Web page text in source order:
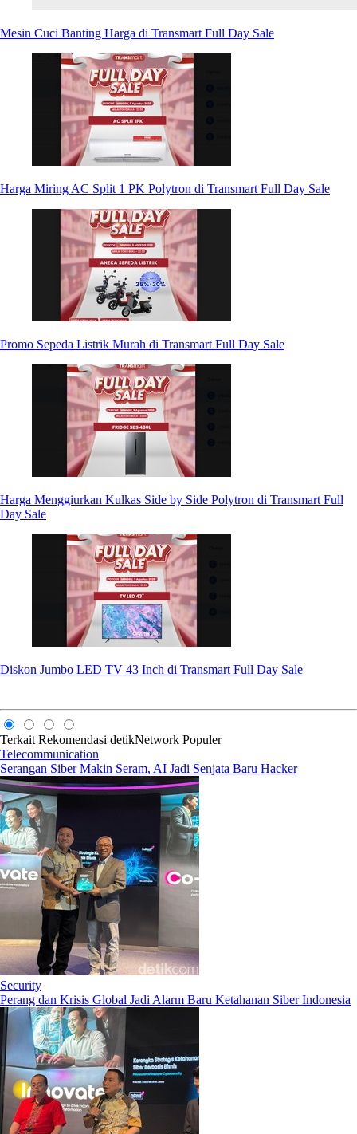
Mesin Cuci Banting Harga di Transmart Full Day Sale
Harga Miring AC Split 1 PK Polytron di Transmart Full Day Sale
Promo Sepeda Listrik Murah di Transmart Full Day Sale
Harga Menggiurkan Kulkas Side by Side Polytron di Transmart Full
Day Sale
Diskon Jumbo LED TV 43 Inch di Transmart Full Day Sale
Terkait Rekomendasi detikNetwork Populer
Telecommunication
Serangan Siber Makin Seram, AI Jadi Senjata Baru Hacker
Security
Perang dan Krisis Global Jadi Alarm Baru Ketahanan Siber Indonesia